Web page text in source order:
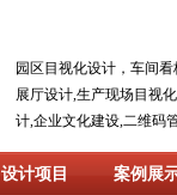
园区目视化设计，车间
展厅设计,生产现场目视
计,企业文化建设,二维码
设计项目 案例展